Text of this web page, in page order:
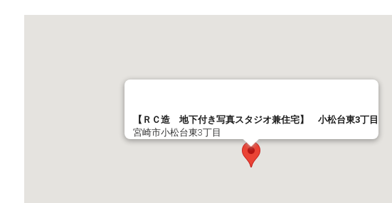
【ＲＣ造 地下付き写真スタジオ兼住宅】 小松台東3丁目
宮崎市小松台東3丁目